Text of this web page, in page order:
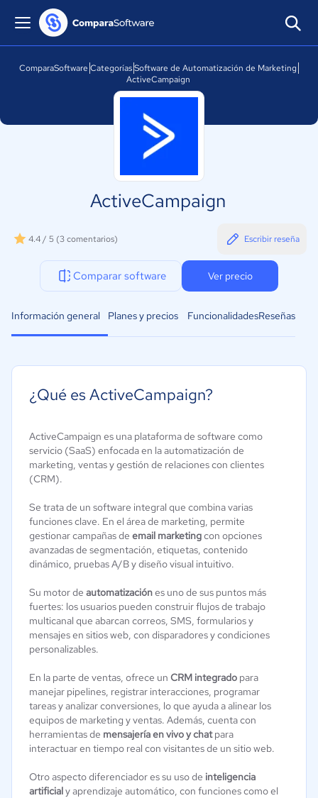
ComparaSoftware CategoríasSoftware de Automatización de Marketing
ActiveCampaign
ActiveCampaign
4.4 / 5 (3 comentarios) Escribir reseña
Comparar software Ver precio
Información general Planes y precios FuncionalidadesReseñas
¿Qué es ActiveCampaign?
ActiveCampaign es una plataforma de software como
servicio (SaaS) enfocada en la automatización de
marketing, ventas y gestión de relaciones con clientes
(CRM).
Se trata de un software integral que combina varias
funciones clave. En el área de marketing, permite
gestionar campañas de email marketingcon opciones
avanzadas de segmentación, etiquetas, contenido
dinámico, pruebas A/B y diseño visual intuitivo.
Su motor de automatizaciónes uno de sus puntos más
fuertes: los usuarios pueden construir flujos de trabajo
multicanal que abarcan correos, SMS, formularios y
mensajes en sitios web, con disparadores y condiciones
personalizables.
En la parte de ventas, ofrece un CRM integrado para
manejar pipelines, registrar interacciones, programar
tareas y analizar conversiones, lo que ayuda a alinear los
equipos de marketing y ventas. Además, cuenta con
herramientas de mensajería en vivo y chatpara
interactuar en tiempo real con visitantes de un sitio web.
Otro aspecto diferenciador es su uso de inteligencia
artificialy aprendizaje automático, con funciones como el